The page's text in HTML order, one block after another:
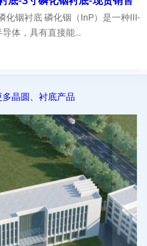
化铟衬底 磷化铟（InP）是一种III-
导体，具有直接能…
多晶圆、衬底产品